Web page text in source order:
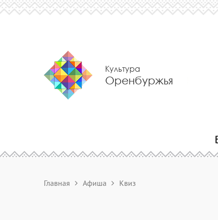
Культура
Оренбуржья
Главная Афиша Квиз